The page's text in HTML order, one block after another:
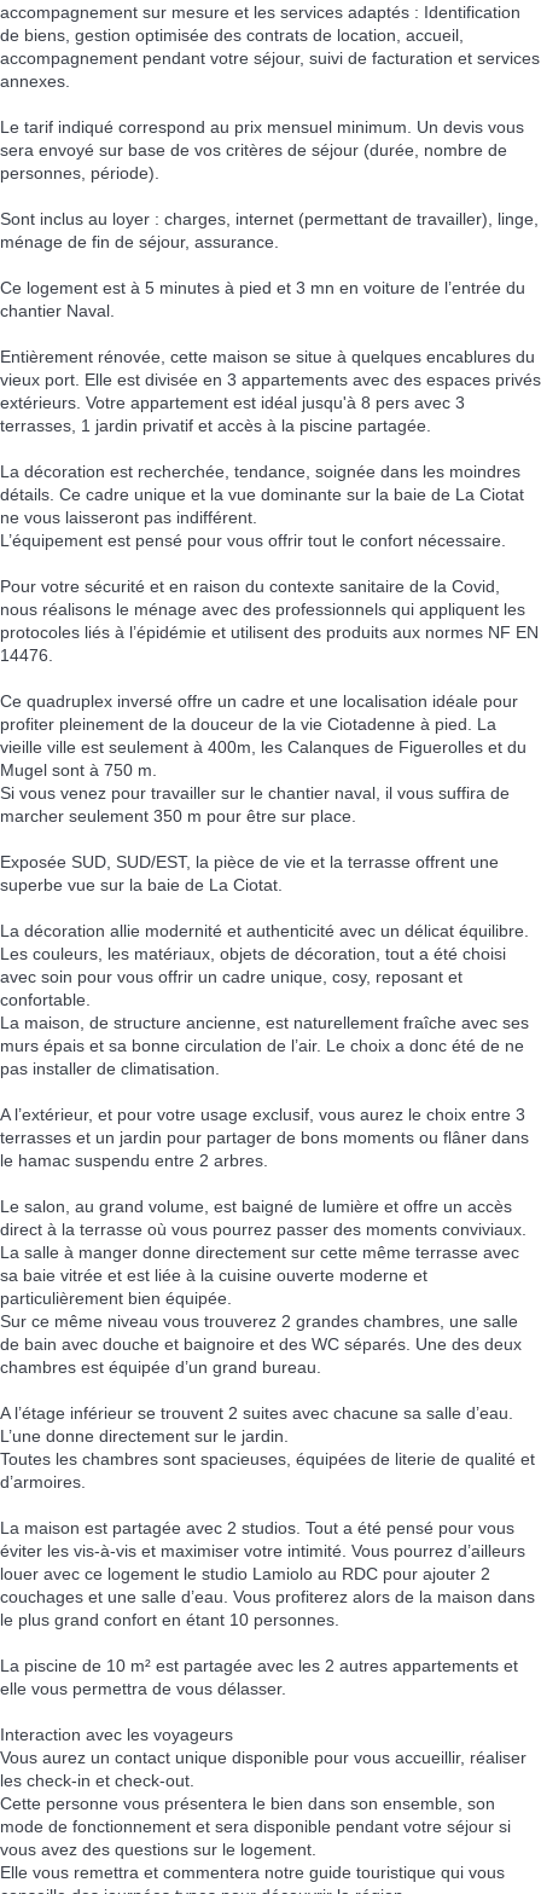
accompagnement sur mesure et les services adaptés : Identification
de biens, gestion optimisée des contrats de location, accueil,
accompagnement pendant votre séjour, suivi de facturation et services
annexes.
Le tarif indiqué correspond au prix mensuel minimum. Un devis vous
sera envoyé sur base de vos critères de séjour (durée, nombre de
personnes, période).
Sont inclus au loyer : charges, internet (permettant de travailler), linge,
ménage de fin de séjour, assurance.
Ce logement est à 5 minutes à pied et 3 mn en voiture de l’entrée du
chantier Naval.
Entièrement rénovée, cette maison se situe à quelques encablures du
vieux port. Elle est divisée en 3 appartements avec des espaces privés
extérieurs. Votre appartement est idéal jusqu'à 8 pers avec 3
terrasses, 1 jardin privatif et accès à la piscine partagée.
La décoration est recherchée, tendance, soignée dans les moindres
détails. Ce cadre unique et la vue dominante sur la baie de La Ciotat
ne vous laisseront pas indifférent.
L’équipement est pensé pour vous offrir tout le confort nécessaire.
Pour votre sécurité et en raison du contexte sanitaire de la Covid,
nous réalisons le ménage avec des professionnels qui appliquent les
protocoles liés à l’épidémie et utilisent des produits aux normes NF EN
14476.
Ce quadruplex inversé offre un cadre et une localisation idéale pour
profiter pleinement de la douceur de la vie Ciotadenne à pied. La
vieille ville est seulement à 400m, les Calanques de Figuerolles et du
Mugel sont à 750 m.
Si vous venez pour travailler sur le chantier naval, il vous suffira de
marcher seulement 350 m pour être sur place.
Exposée SUD, SUD/EST, la pièce de vie et la terrasse offrent une
superbe vue sur la baie de La Ciotat.
La décoration allie modernité et authenticité avec un délicat équilibre.
Les couleurs, les matériaux, objets de décoration, tout a été choisi
avec soin pour vous offrir un cadre unique, cosy, reposant et
confortable.
La maison, de structure ancienne, est naturellement fraîche avec ses
murs épais et sa bonne circulation de l’air. Le choix a donc été de ne
pas installer de climatisation.
A l’extérieur, et pour votre usage exclusif, vous aurez le choix entre 3
terrasses et un jardin pour partager de bons moments ou flâner dans
le hamac suspendu entre 2 arbres.
Le salon, au grand volume, est baigné de lumière et offre un accès
direct à la terrasse où vous pourrez passer des moments conviviaux.
La salle à manger donne directement sur cette même terrasse avec
sa baie vitrée et est liée à la cuisine ouverte moderne et
particulièrement bien équipée.
Sur ce même niveau vous trouverez 2 grandes chambres, une salle
de bain avec douche et baignoire et des WC séparés. Une des deux
chambres est équipée d’un grand bureau.
A l’étage inférieur se trouvent 2 suites avec chacune sa salle d’eau.
L’une donne directement sur le jardin.
Toutes les chambres sont spacieuses, équipées de literie de qualité et
d’armoires.
La maison est partagée avec 2 studios. Tout a été pensé pour vous
éviter les vis-à-vis et maximiser votre intimité. Vous pourrez d’ailleurs
louer avec ce logement le studio Lamiolo au RDC pour ajouter 2
couchages et une salle d’eau. Vous profiterez alors de la maison dans
le plus grand confort en étant 10 personnes.
La piscine de 10 m² est partagée avec les 2 autres appartements et
elle vous permettra de vous délasser.
Interaction avec les voyageurs
Vous aurez un contact unique disponible pour vous accueillir, réaliser
les check-in et check-out.
Cette personne vous présentera le bien dans son ensemble, son
mode de fonctionnement et sera disponible pendant votre séjour si
vous avez des questions sur le logement.
Elle vous remettra et commentera notre guide touristique qui vous